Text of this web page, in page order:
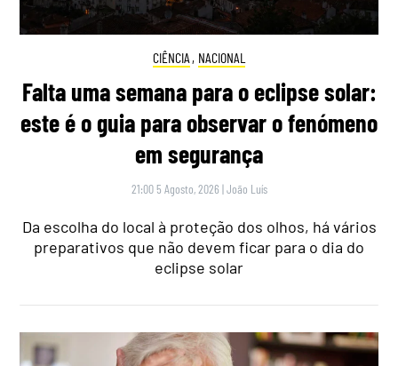
CIÊNCIA , NACIONAL
Falta uma semana para o eclipse solar:
este é o guia para observar o fenómeno
em segurança
21:00 5 Agosto, 2026 |João Luís
Da escolha do local à proteção dos olhos, há vários
preparativos que não devem ficar para o dia do
eclipse solar